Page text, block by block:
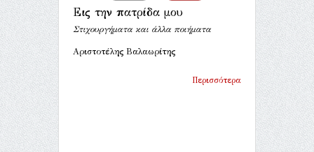
Εις την πατρίδα μου
Στιχουργήματα και άλλα ποιήματα
Αριστοτέλης Βαλαωρίτης
Περισσότερα